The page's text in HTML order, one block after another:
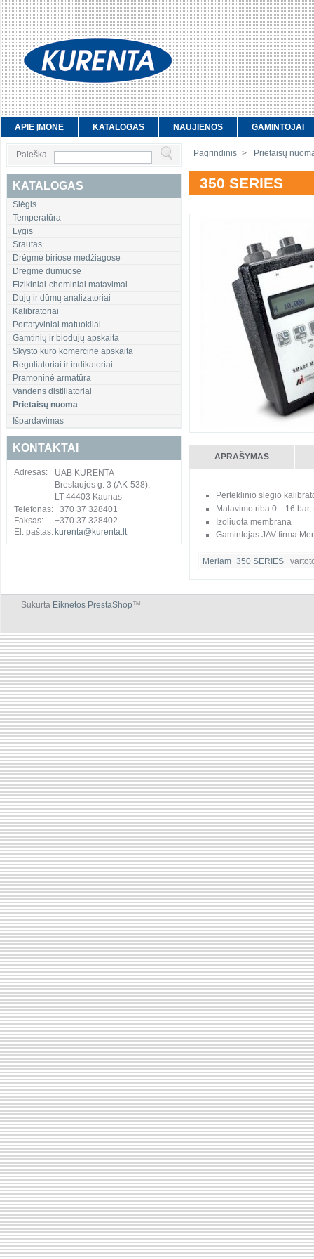
APIE ĮMONĘ KATALOGAS NAUJIENOS GAMINTOJAI
Paieška
KATALOGAS
Slėgis
Temperatūra
Lygis
Srautas
Drėgmė biriose medžiagose
Drėgmė dūmuose
Fizikiniai-cheminiai matavimai
Dujų ir dūmų analizatoriai
Kalibratoriai
Portatyviniai matuokliai
Gamtinių ir biodujų apskaita
Skysto kuro komercinė apskaita
Reguliatoriai ir indikatoriai
Pramoninė armatūra
Vandens distiliatoriai
Prietaisų nuoma
Išpardavimas
KONTAKTAI
Adresas:
UAB KURENTA
Breslaujos g. 3 (AK-538),
LT-44403 Kaunas
Telefonas:+370 37 328401
Faksas:
+370 37 328402
El. paštas: kurenta@kurenta.lt
Pagrindinis > Prietaisų
350 SERIES
APRAŠYMAS
Perteklinio slėgio
Matavimo riba 0…16
Izoliuota membrana
Gamintojas JAV firma
Meriam_350 SERIES
Sukurta Eiknetos PrestaShop™